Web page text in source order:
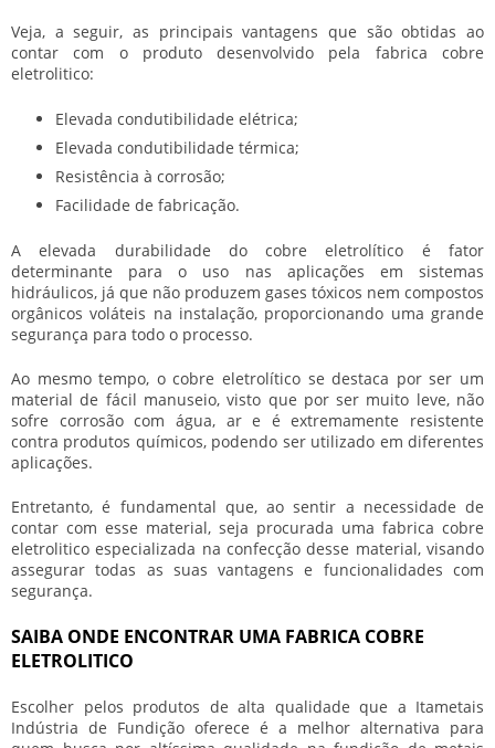
Veja, a seguir, as principais vantagens que são obtidas ao
contar com o produto desenvolvido pela fabrica cobre
eletrolitico:
Elevada condutibilidade elétrica;
Elevada condutibilidade térmica;
Resistência à corrosão;
Facilidade de fabricação.
A elevada durabilidade do cobre eletrolítico é fator
determinante para o uso nas aplicações em sistemas
hidráulicos, já que não produzem gases tóxicos nem compostos
orgânicos voláteis na instalação, proporcionando uma grande
segurança para todo o processo.
Ao mesmo tempo, o cobre eletrolítico se destaca por ser um
material de fácil manuseio, visto que por ser muito leve, não
sofre corrosão com água, ar e é extremamente resistente
contra produtos químicos, podendo ser utilizado em diferentes
aplicações.
Entretanto, é fundamental que, ao sentir a necessidade de
contar com esse material, seja procurada uma fabrica cobre
eletrolitico especializada na confecção desse material, visando
assegurar todas as suas vantagens e funcionalidades com
segurança.
SAIBA ONDE ENCONTRAR UMA FABRICA COBRE
ELETROLITICO
Escolher pelos produtos de alta qualidade que a Itametais
Indústria de Fundição oferece é a melhor alternativa para